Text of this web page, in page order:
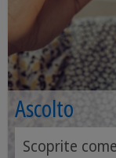
Ascolto
Scoprite